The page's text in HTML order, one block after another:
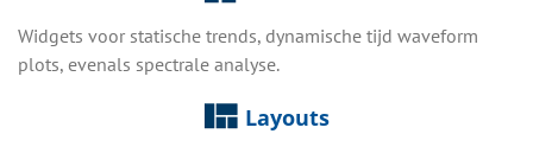
Widgets voor statische trends, dynamische tijd waveform
plots, evenals spectrale analyse.
Layouts